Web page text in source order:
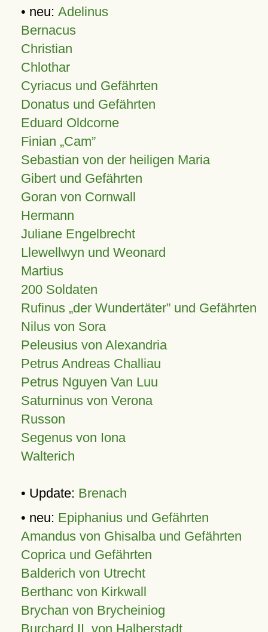
• neu: Adelinus
Bernacus
Christian
Chlothar
Cyriacus und Gefährten
Donatus und Gefährten
Eduard Oldcorne
Finian Cam
Sebastian von der heiligen Maria
Gibert und Gefährten
Goran von Cornwall
Hermann
Juliane Engelbrecht
Llewellwyn und Weonard
Martius
200 Soldaten
Rufinus „der Wundertäter” und Gefährten
Nilus von Sora
Peleusius von Alexandria
Petrus Andreas Challiau
Petrus Nguyen Van Luu
Saturninus von Verona
Russon
Segenus von Iona
Walterich
• Update: Brenach
• neu: Epiphanius und Gefährten
Amandus von Ghisalba und Gefährten
Coprica und Gefährten
Balderich von Utrecht
Berthanc von Kirkwall
Brychan von Brycheiniog
Burchard II. von Halberstadt